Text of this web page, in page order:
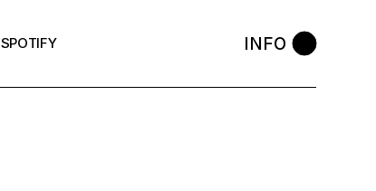
SPOTIFY INFO